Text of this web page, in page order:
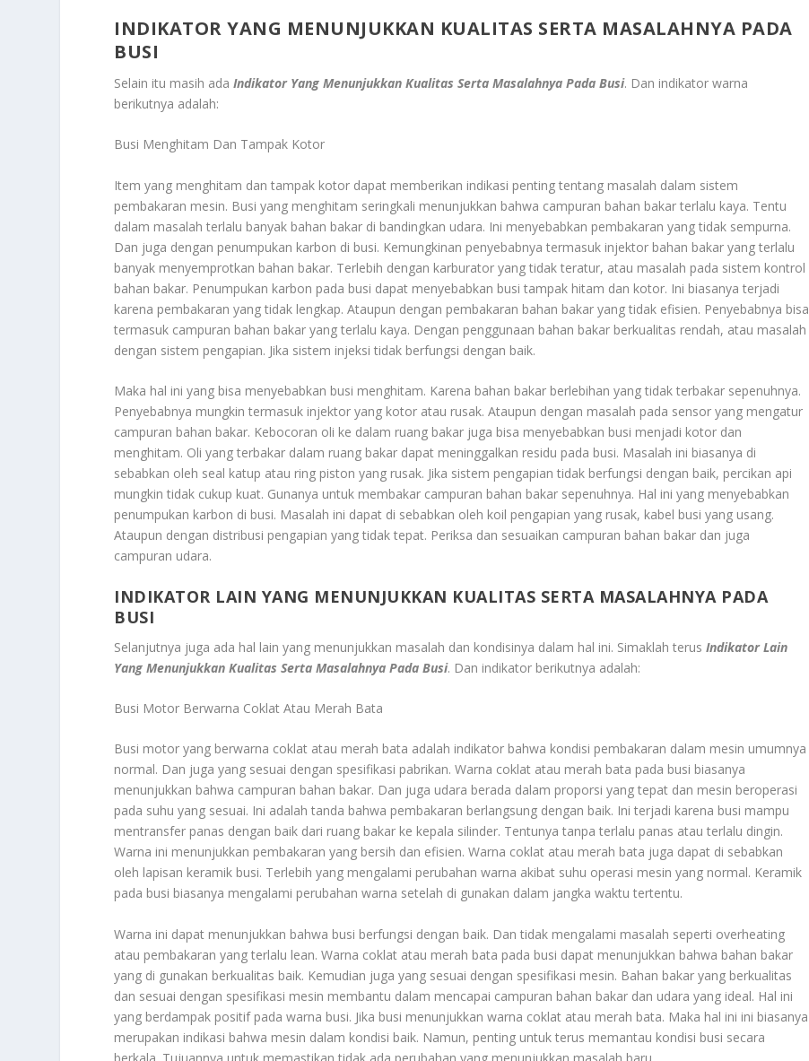
INDIKATOR YANG MENUNJUKKAN KUALITAS SERTA MASALAHNYA PADA
BUSI
Selain itu masih adaIndikator Yang Menunjukkan Kualitas Serta Masalahnya Pada Busi. Dan indikator warna
berikutnya adalah:
Busi Menghitam Dan Tampak Kotor
Item yang menghitam dan tampak kotor dapat memberikan indikasi penting tentang masalah dalam sistem
pembakaran mesin. Busi yang menghitam seringkali menunjukkan bahwa campuran bahan bakar terlalu kaya. Tentu
dalam masalah terlalu banyak bahan bakar di bandingkan udara. Ini menyebabkan pembakaran yang tidak sempurna.
Dan juga dengan penumpukan karbon di busi. Kemungkinan penyebabnya termasuk injektor bahan bakar yang terlalu
banyak menyemprotkan bahan bakar. Terlebih dengan karburator yang tidak teratur, atau masalah pada sistem kontrol
bahan bakar. Penumpukan karbon pada busi dapat menyebabkan busi tampak hitam dan kotor. Ini biasanya terjadi
karena pembakaran yang tidak lengkap. Ataupun dengan pembakaran bahan bakar yang tidak efisien. Penyebabnya bisa
termasuk campuran bahan bakar yang terlalu kaya. Dengan penggunaan bahan bakar berkualitas rendah, atau masalah
dengan sistem pengapian. Jika sistem injeksi tidak berfungsi dengan baik.
Maka hal ini yang bisa menyebabkan busi menghitam. Karena bahan bakar berlebihan yang tidak terbakar sepenuhnya.
Penyebabnya mungkin termasuk injektor yang kotor atau rusak. Ataupun dengan masalah pada sensor yang mengatur
campuran bahan bakar. Kebocoran oli ke dalam ruang bakar juga bisa menyebabkan busi menjadi kotor dan
menghitam. Oli yang terbakar dalam ruang bakar dapat meninggalkan residu pada busi. Masalah ini biasanya di
sebabkan oleh seal katup atau ring piston yang rusak. Jika sistem pengapian tidak berfungsi dengan baik, percikan api
mungkin tidak cukup kuat. Gunanya untuk membakar campuran bahan bakar sepenuhnya. Hal ini yang menyebabkan
penumpukan karbon di busi. Masalah ini dapat di sebabkan oleh koil pengapian yang rusak, kabel busi yang usang.
Ataupun dengan distribusi pengapian yang tidak tepat. Periksa dan sesuaikan campuran bahan bakar dan juga
campuran udara.
INDIKATOR LAIN YANG MENUNJUKKAN KUALITAS SERTA MASALAHNYA PADA
BUSI
Selanjutnya juga ada hal lain yang menunjukkan masalah dan kondisinya dalam hal ini. Simaklah terusIndikator Lain
Yang Menunjukkan Kualitas Serta Masalahnya Pada Busi. Dan indikator berikutnya adalah:
Busi Motor Berwarna Coklat Atau Merah Bata
Busi motor yang berwarna coklat atau merah bata adalah indikator bahwa kondisi pembakaran dalam mesin umumnya
normal. Dan juga yang sesuai dengan spesifikasi pabrikan. Warna coklat atau merah bata pada busi biasanya
menunjukkan bahwa campuran bahan bakar. Dan juga udara berada dalam proporsi yang tepat dan mesin beroperasi
pada suhu yang sesuai. Ini adalah tanda bahwa pembakaran berlangsung dengan baik. Ini terjadi karena busi mampu
mentransfer panas dengan baik dari ruang bakar ke kepala silinder. Tentunya tanpa terlalu panas atau terlalu dingin.
Warna ini menunjukkan pembakaran yang bersih dan efisien. Warna coklat atau merah bata juga dapat di sebabkan
oleh lapisan keramik busi. Terlebih yang mengalami perubahan warna akibat suhu operasi mesin yang normal. Keramik
pada busi biasanya mengalami perubahan warna setelah di gunakan dalam jangka waktu tertentu.
Warna ini dapat menunjukkan bahwa busi berfungsi dengan baik. Dan tidak mengalami masalah seperti overheating
atau pembakaran yang terlalu lean. Warna coklat atau merah bata pada busi dapat menunjukkan bahwa bahan bakar
yang di gunakan berkualitas baik. Kemudian juga yang sesuai dengan spesifikasi mesin. Bahan bakar yang berkualitas
dan sesuai dengan spesifikasi mesin membantu dalam mencapai campuran bahan bakar dan udara yang ideal. Hal ini
yang berdampak positif pada warna busi. Jika busi menunjukkan warna coklat atau merah bata. Maka hal ini ini biasanya
merupakan indikasi bahwa mesin dalam kondisi baik. Namun, penting untuk terus memantau kondisi busi secara